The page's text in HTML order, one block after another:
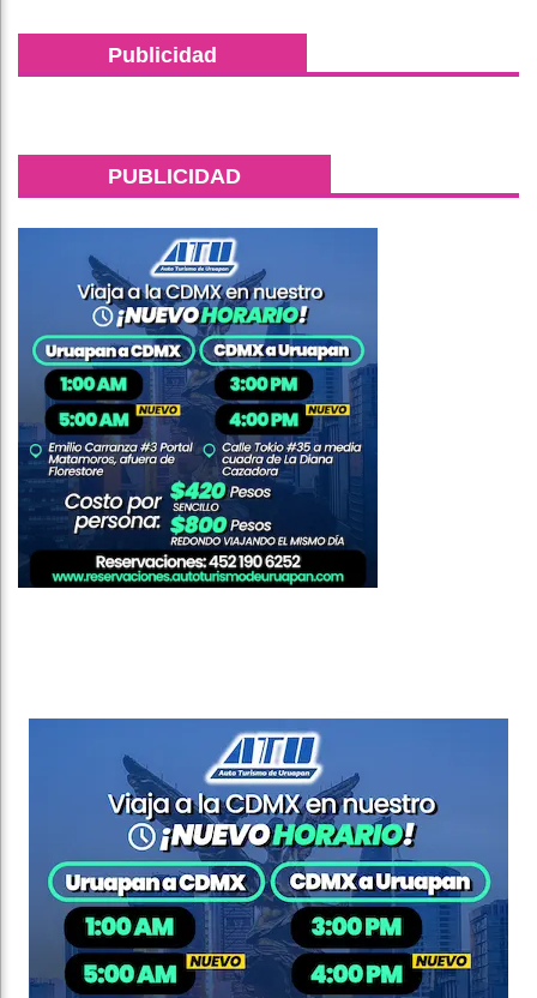
Publicidad
PUBLICIDAD